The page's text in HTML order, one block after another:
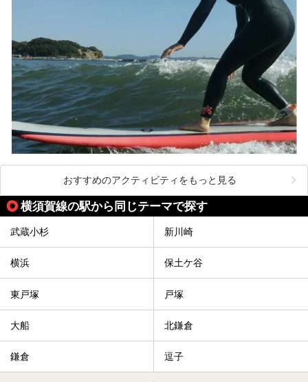
この記事は箱根 芦ノ湖畔蛸川温泉 龍宮殿のPR記事です。
おすすめのアクティビティをもっと見る
横須賀線の駅から同じテーマで探す
武蔵小杉 新川崎
横浜 保土ケ谷
東戸塚 戸塚
大船 北鎌倉
鎌倉 逗子